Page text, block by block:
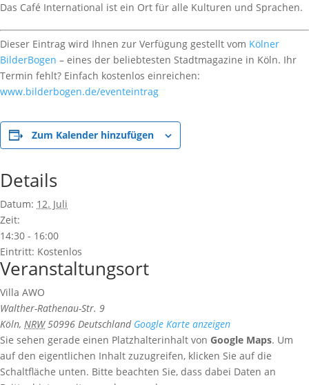
Das Café International ist ein Ort für alle Kulturen und Sprachen.
Dieser Eintrag wird Ihnen zur Verfügung gestellt vom Kölner
BilderBogen – eines der beliebtesten Stadtmagazine in Köln. Ihr
Termin fehlt? Einfach kostenlos einreichen:
www.bilderbogen.de/eventeintrag
Zum Kalender hinzufügen
Details
Datum: 12. Juli
Zeit:
14:30 - 16:00
Eintritt: Kostenlos
Veranstaltungsort
Villa AWO
Walther-Rathenau-Str. 9
Köln, NRW 50996 Deutschland Google Karte anzeigen
Sie sehen gerade einen Platzhalterinhalt von Google Maps. Um
auf den eigentlichen Inhalt zuzugreifen, klicken Sie auf die
Schaltfläche unten. Bitte beachten Sie, dass dabei Daten an